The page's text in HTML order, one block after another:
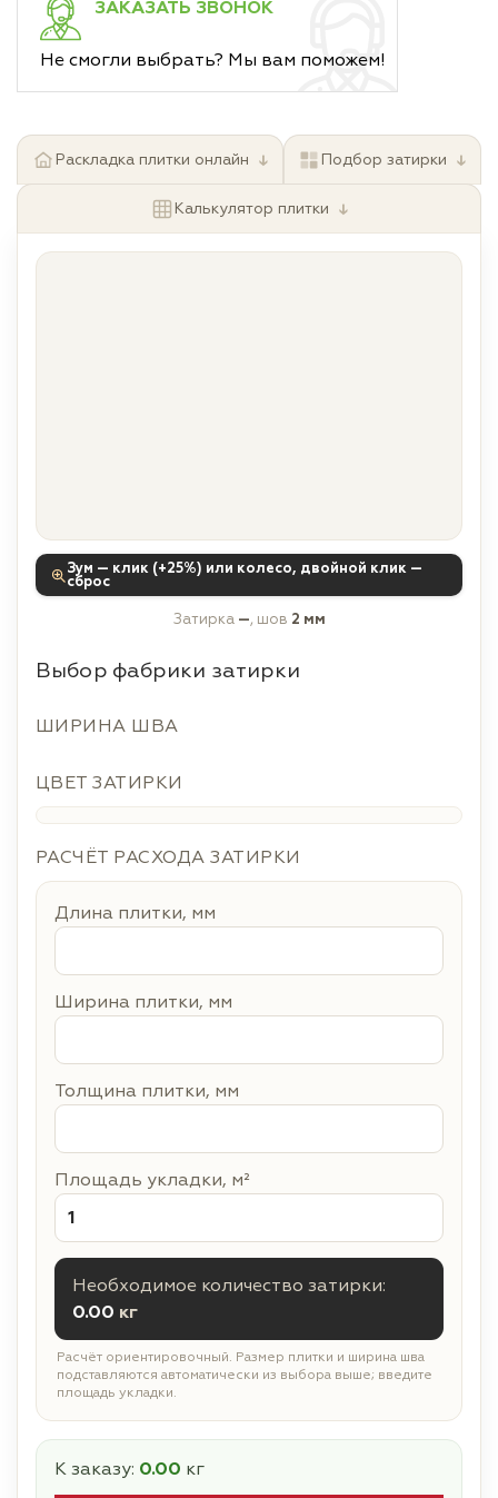
ЗАКАЗАТЬ ЗВОНОК
Не смогли выбрать? Мы вам поможем!
Раскладка плитки онлайн ↓ Подбор затирки ↓
Калькулятор плитки ↓
Зум — клик (+25%) или колесо, двойной клик —
сброс
Затирка —, шов 2 мм
Выбор фабрики затирки
ШИРИНА ШВА
ЦВЕТ ЗАТИРКИ
РАСЧЁТ РАСХОДА ЗАТИРКИ
Длина плитки, мм
Ширина плитки, мм
Толщина плитки, мм
Площадь укладки, м²
Необходимое количество затирки:
0.00 кг
Расчёт ориентировочный. Размер плитки и ширина шва
подставляются автоматически из выбора выше; введите
площадь укладки.
К заказу: 0.00 кг